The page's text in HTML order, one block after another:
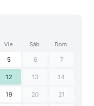
Vie Sáb Dom
5 6 7
12 13 14
19 20 21